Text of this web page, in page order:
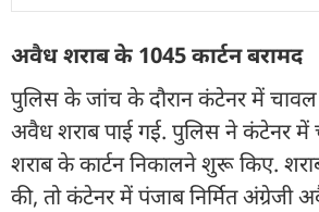
अवैध शराब के 1045 कार्टन बरामद
पुलिस के जांच के दौरान कंटेनर में चावल
अवैध शराब पाई गई. पुलिस ने कंटेनर में
शराब के कार्टन निकालने शुरू किए.
की, तो कंटेनर में पंजाब निर्मित अंग्रेजी